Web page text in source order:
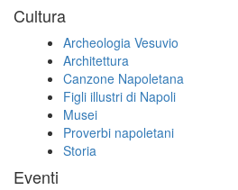
Cultura
Archeologia Vesuvio
Architettura
Canzone Napoletana
Figli illustri di Napoli
Musei
Proverbi napoletani
Storia
Eventi